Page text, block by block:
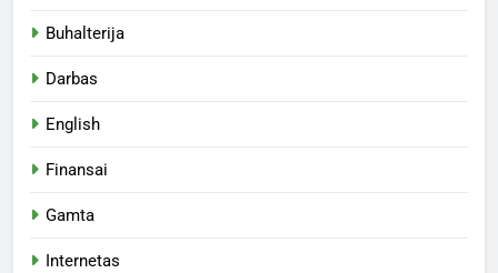
Buhalterija
Darbas
English
Finansai
Gamta
Internetas